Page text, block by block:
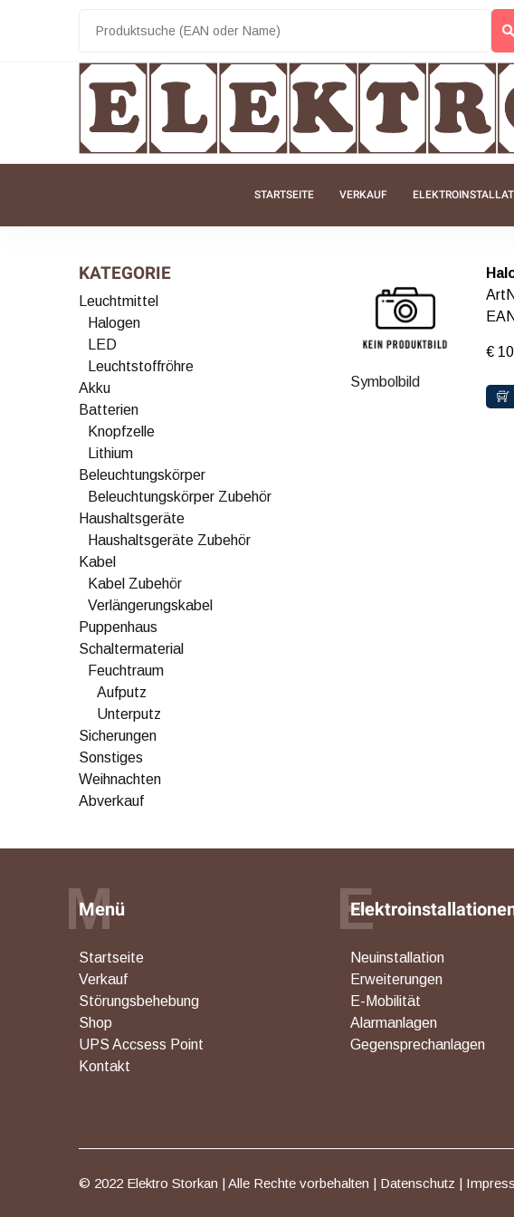
STARTSEITE VERKAUF
KATEGORIE
Leuchtmittel
Halogen
LED
Leuchtstoffröhre
Akku
Batterien
Knopfzelle
Lithium
Beleuchtungskörper
Beleuchtungskörper Zubehör
Haushaltsgeräte
Haushaltsgeräte Zubehör
Kabel
Kabel Zubehör
Verlängerungskabel
Puppenhaus
Schaltermaterial
Feuchtraum
Aufputz
Unterputz
Sicherungen
Sonstiges
Weihnachten
Abverkauf
Symbolbild
€
Menü
M
Startseite
Verkauf
Störungsbehebung
Shop
UPS Accsess Point
Kontakt
E
Neuinstallation
Erweiterungen
E-Mobilität
Alarmanlagen
Gegensprechanlagen
© 2022 Elektro Storkan | Alle Rechte vorbehalten | Datenschutz |